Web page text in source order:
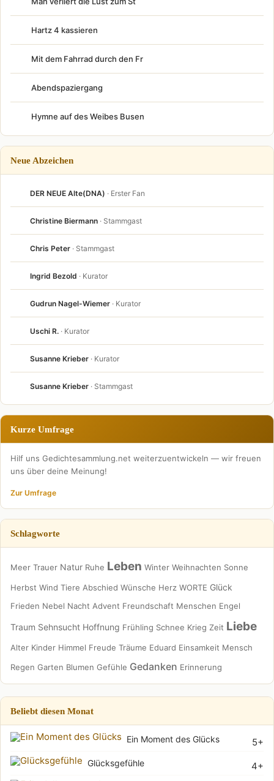
Hartz 4 kassieren
Mit dem Fahrrad durch den Fr
Abendspaziergang
Hymne auf des Weibes Busen
Neue Abzeichen
DER NEUE Alte(DNA) · Erster Fan
Christine Biermann · Stammgast
Chris Peter · Stammgast
Ingrid Bezold · Kurator
Gudrun Nagel-Wiemer · Kurator
Uschi R. · Kurator
Susanne Krieber · Kurator
Susanne Krieber · Stammgast
Kurze Umfrage
Hilf uns Gedichtesammlung.net weiterzuentwickeln — wir freuen
uns über deine Meinung!
Zur Umfrage
Schlagworte
Meer Trauer Natur Ruhe Leben Winter Weihnachten Sonne
Herbst Wind Tiere Abschied Wünsche Herz WORTE Glück
Frieden Nebel Nacht Advent Freundschaft Menschen Engel
Traum Sehnsucht Hoffnung Frühling Schnee Krieg Zeit Liebe
Alter Kinder Himmel Freude Träume Eduard Einsamkeit Mensch
Regen Garten Blumen Gefühle Gedanken Erinnerung
Beliebt diesen Monat
5+
Ein Moment des Glücks
4+
Glücksgefühle